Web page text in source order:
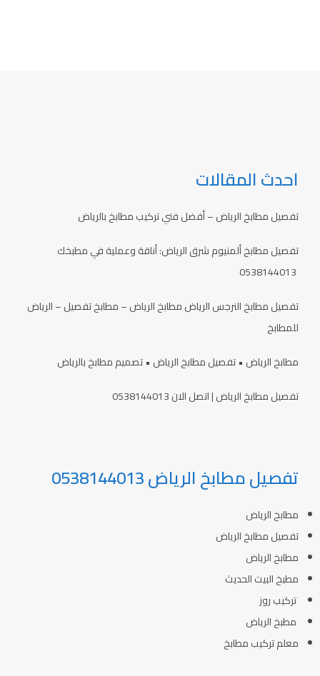
احدث المقالات
تفصيل مطابخ الرياض – أفضل فني تركيب مطابخ بالرياض
تفصيل مطابخ ألمنيوم شرق الرياض: أناقة وعملية في مطبخك
تفصيل مطابخ النرجس الرياض مطابخ الرياض – مطابخ تفصيل – الرياض
للمطابخ
مطابخ الرياض • تفصيل مطابخ الرياض • تصميم مطابخ بالرياض
تفصيل مطابخ الرياض | اتصل الان 0538144013
تفصيل مطابخ الرياض 0538144013
مطابخ الرياض
تفصيل مطابخ الرياض
مطابخ الرياض
مطبخ البيت الحديث
تركيب روز
مطبخ الرياض
معلم تركيب مطابخ